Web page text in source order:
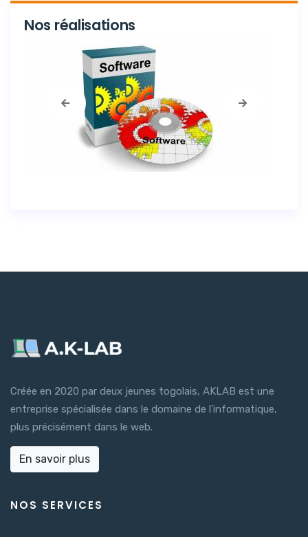
Nos réalisations
Créée en 2020 par deux jeunes togolais, AKLAB est une
entreprise spécialisée dans le domaine de l’informatique,
plus précisément dans le web.
En savoir plus
NOS SERVICES